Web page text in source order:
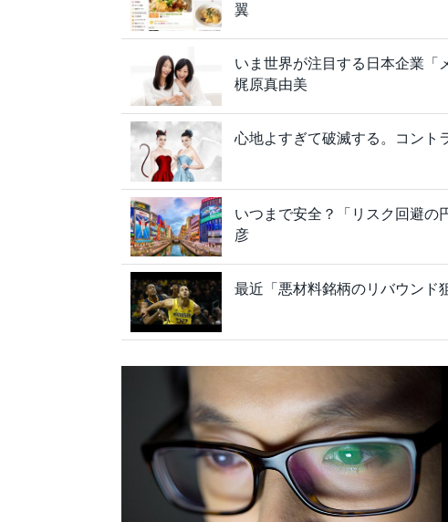
翼
いま世界が注目する日本企業「
梶原真由美
心地よすぎて破滅する。コント
いつまで安全？「リスク回避の
彦
最近「悪材料銘柄のリバウンド